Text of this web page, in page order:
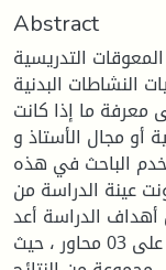
Abstract
التدريسية
النشاطات البدنية
معرفة ما إذا كانت
أو مجال الأستاذ و
الباحث في هذه
عينة الدراسة من
(103) ، ولتحقيق أهداف الدراسة أعد
الباحث استبيان ذو تدرج خماسي موزع على 03 محاور ، حيث